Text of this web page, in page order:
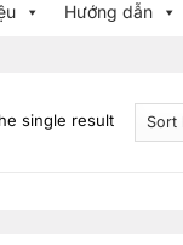
Hướng dẫn
single result